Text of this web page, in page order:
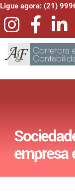
Ligue agora: (21)
empresa